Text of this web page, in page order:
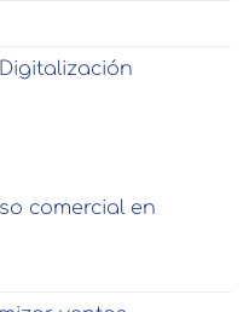
comercial en